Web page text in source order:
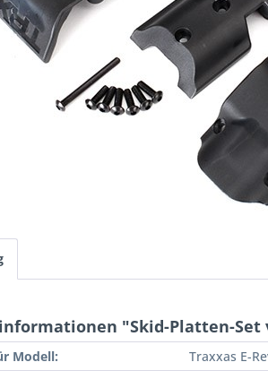
"Skid-Platten-Set
Modell: Traxxas E-